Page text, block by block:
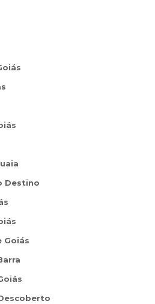
Destino
Goiás